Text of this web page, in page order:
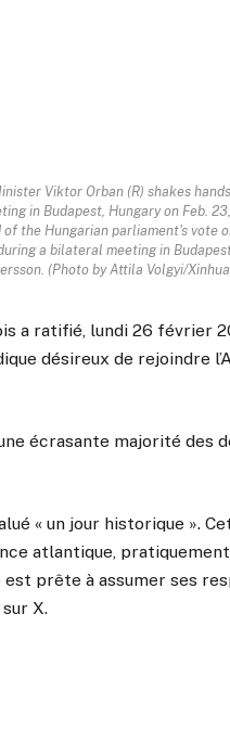
Viktor Orban (R) shakes
in Budapest, Hungary on Feb.
the Hungarian parliament's vote
a bilateral meeting in
(Photo by Attila Volgyi/
a ratifié, lundi 26 février
désireux de rejoindre
écrasante majorité des
« un jour historique ».
atlantique,
est prête à assumer ses
X.